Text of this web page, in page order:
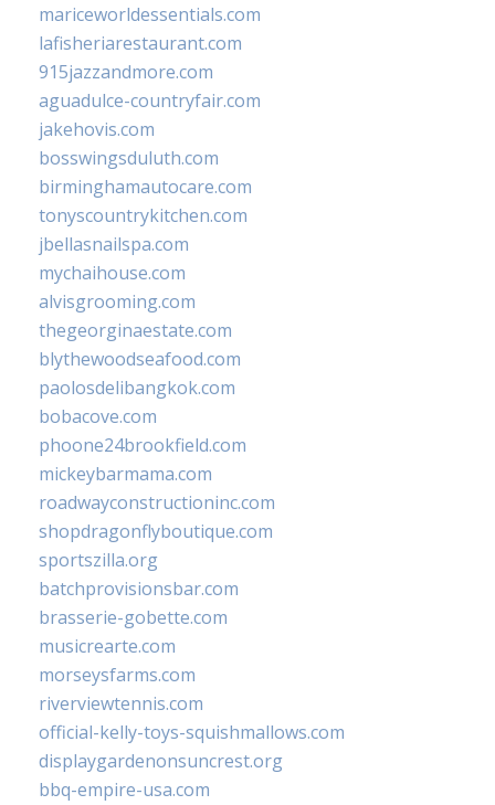
mariceworldessentials.com
lafisheriarestaurant.com
915jazzandmore.com
aguadulce-countryfair.com
jakehovis.com
bosswingsduluth.com
birminghamautocare.com
tonyscountrykitchen.com
jbellasnailspa.com
mychaihouse.com
alvisgrooming.com
thegeorginaestate.com
blythewoodseafood.com
paolosdelibangkok.com
bobacove.com
phoone24brookfield.com
mickeybarmama.com
roadwayconstructioninc.com
shopdragonflyboutique.com
sportszilla.org
batchprovisionsbar.com
brasserie-gobette.com
musicrearte.com
morseysfarms.com
riverviewtennis.com
official-kelly-toys-squishmallows.com
displaygardenonsuncrest.org
bbq-empire-usa.com